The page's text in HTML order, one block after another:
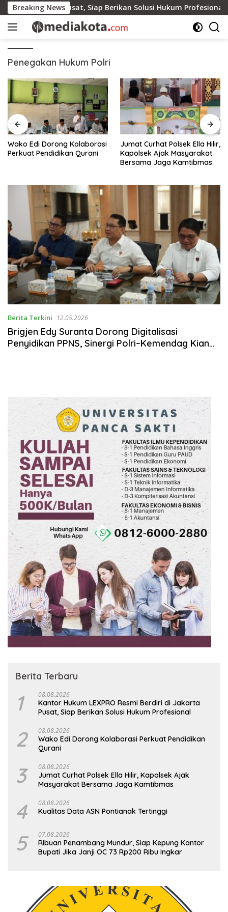
Skip
to
content
Breaking News
di Jakarta Pusat, Siap Berikan Solusi Hukum Profesional
Penegakan Hukum Polri
Wako Edi Dorong Kolaborasi
Perkuat Pendidikan Qurani
Jumat Curhat Polsek Ella Hilir,
Kapolsek Ajak Masyarakat
Bersama Jaga Kamtibmas
Berita Terkini 12.05.2026
Brigjen Edy Suranta Dorong Digitalisasi
Penyidikan PPNS, Sinergi Polri–Kemendag Kian
Berita Terbaru
1 08.08.2026
Kantor Hukum LEXPRO Resmi Berdiri di Jakarta
Pusat, Siap Berikan Solusi Hukum Profesional
2 08.08.2026
Wako Edi Dorong Kolaborasi Perkuat Pendidikan
Qurani
3 08.08.2026
Jumat Curhat Polsek Ella Hilir, Kapolsek Ajak
Masyarakat Bersama Jaga Kamtibmas
4 08.08.2026
Kualitas Data ASN Pontianak Tertinggi
5 07.08.2026
Ribuan Penambang Mundur, Siap Kepung Kantor
Bupati Jika Janji OC 73 Rp200 Ribu Ingkar